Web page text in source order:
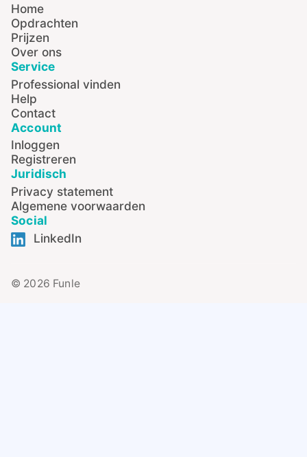
Home
Opdrachten
Prijzen
Over ons
Service
Professional vinden
Help
Contact
Account
Inloggen
Registreren
Juridisch
Privacy statement
Algemene voorwaarden
Social
LinkedIn
© 2026 Funle